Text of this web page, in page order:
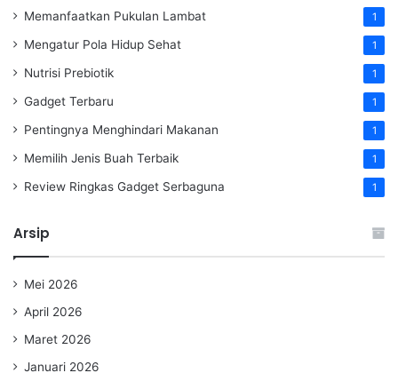
Memanfaatkan Pukulan Lambat 1
Mengatur Pola Hidup Sehat 1
Nutrisi Prebiotik 1
Gadget Terbaru 1
Pentingnya Menghindari Makanan 1
Memilih Jenis Buah Terbaik 1
Review Ringkas Gadget Serbaguna 1
Arsip
Mei 2026
April 2026
Maret 2026
Januari 2026